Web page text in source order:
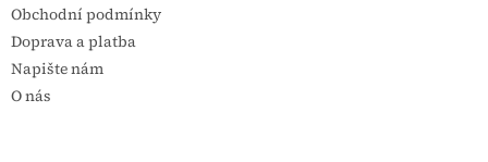
Obchodní podmínky
Doprava a platba
Napište nám
O nás